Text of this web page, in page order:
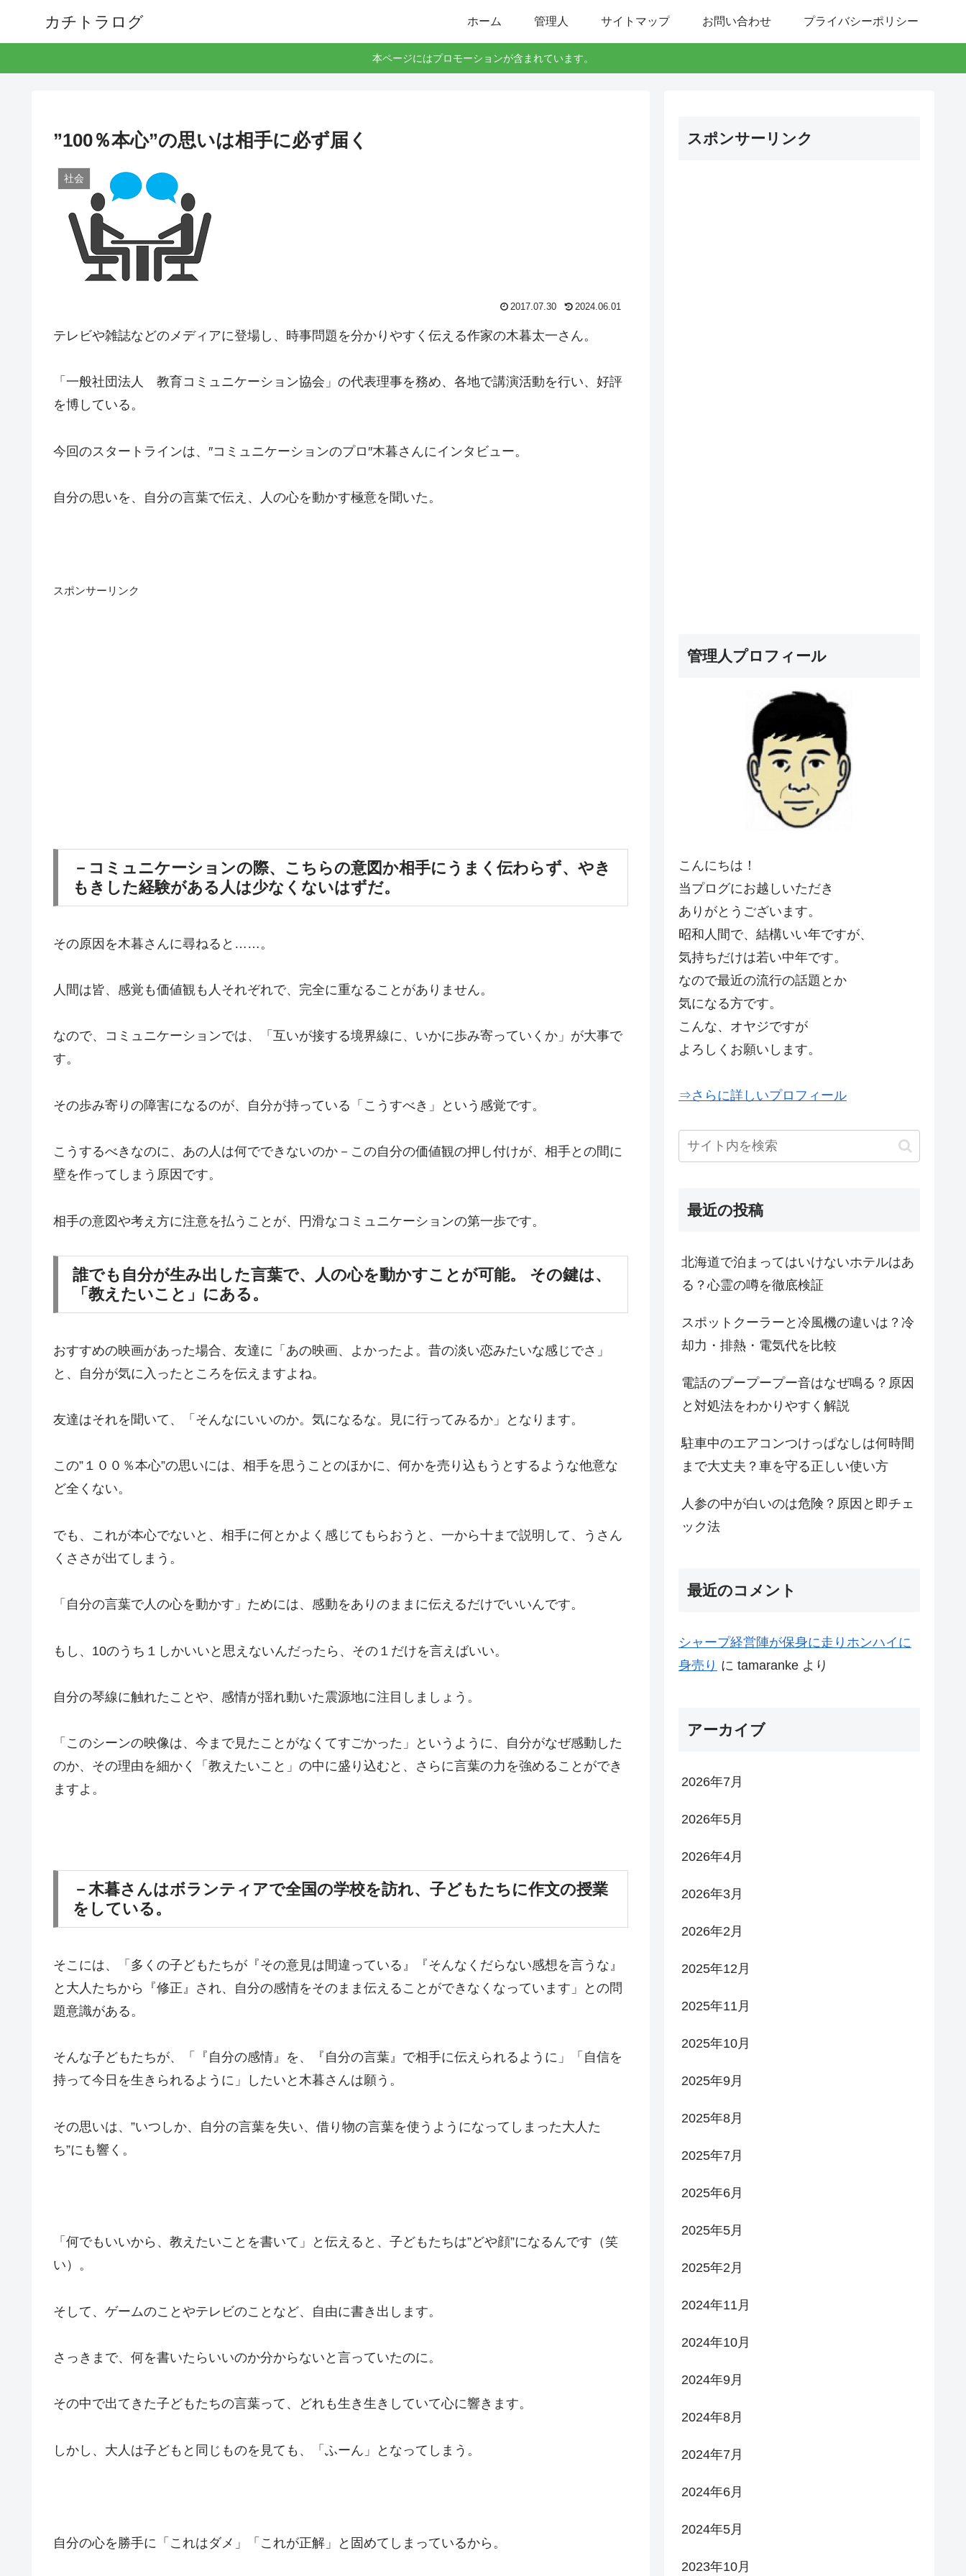
カチトラログ ホーム 管理人 サイトマップ お問い合わせ プライバシーポリシー
本ページにはプロモーションが含まれています。
”100％本心”の思いは相手に必ず届く
社会
2017.07.30 2024.06.01
テレビや雑誌などのメディアに登場し、時事問題を分かりやすく伝える作家の木暮太一さん。
「一般社団法人 教育コミュニケーション協会」の代表理事を務め、各地で講演活動を行い、好評
を博している。
今回のスタートラインは、″コミュニケーションのプロ″木暮さんにインタビュー。
自分の思いを、自分の言葉で伝え、人の心を動かす極意を聞いた。
スポンサーリンク
－コミュニケーションの際、こちらの意図か相手にうまく伝わらず、やき
もきした経験がある人は少なくないはずだ。
その原因を木暮さんに尋ねると……。
人間は皆、感覚も価値観も人それぞれで、完全に重なることがありません。
なので、コミュニケーションでは、「互いが接する境界線に、いかに歩み寄っていくか」が大事で
す。
その歩み寄りの障害になるのが、自分が持っている「こうすべき」という感覚です。
こうするべきなのに、あの人は何でできないのか－この自分の価値観の押し付けが、相手との間に
壁を作ってしまう原因です。
相手の意図や考え方に注意を払うことが、円滑なコミュニケーションの第一歩です。
誰でも自分が生み出した言葉で、人の心を動かすことが可能。 その鍵は、
「教えたいこと」にある。
おすすめの映画があった場合、友達に「あの映画、よかったよ。昔の淡い恋みたいな感じでさ」
と、自分が気に入ったところを伝えますよね。
友達はそれを聞いて、「そんなにいいのか。気になるな。見に行ってみるか」となります。
この”１００％本心”の思いには、相手を思うことのほかに、何かを売り込もうとするような他意な
ど全くない。
でも、これが本心でないと、相手に何とかよく感じてもらおうと、一から十まで説明して、うさん
くささが出てしまう。
「自分の言葉で人の心を動かす」ためには、感動をありのままに伝えるだけでいいんです。
もし、10のうち１しかいいと思えないんだったら、その１だけを言えばいい。
自分の琴線に触れたことや、感情が揺れ動いた震源地に注目しましょう。
「このシーンの映像は、今まで見たことがなくてすごかった」というように、自分がなぜ感動した
のか、その理由を細かく「教えたいこと」の中に盛り込むと、さらに言葉の力を強めることができ
ますよ。
－木暮さんはボランティアで全国の学校を訪れ、子どもたちに作文の授業
をしている。
そこには、「多くの子どもたちが『その意見は間違っている』『そんなくだらない感想を言うな』
と大人たちから『修正』され、自分の感情をそのまま伝えることができなくなっています」との問
題意識がある。
そんな子どもたちが、「『自分の感情』を、『自分の言葉』で相手に伝えられるように」「自信を
持って今日を生きられるように」したいと木暮さんは願う。
その思いは、”いつしか、自分の言葉を失い、借り物の言葉を使うようになってしまった大人た
ち”にも響く。
「何でもいいから、教えたいことを書いて」と伝えると、子どもたちは”どや顔”になるんです（笑
い）。
そして、ゲームのことやテレビのことなど、自由に書き出します。
さっきまで、何を書いたらいいのか分からないと言っていたのに。
その中で出てきた子どもたちの言葉って、どれも生き生きしていて心に響きます。
しかし、大人は子どもと同じものを見ても、「ふーん」となってしまう。
自分の心を勝手に「これはダメ」「これが正解」と固めてしまっているから。
スポンサーリンク
管理人プロフィール
こんにちは！
当プログにお越しいただき
ありがとうございます。
昭和人間で、結構いい年ですが、
気持ちだけは若い中年です。
なので最近の流行の話題とか
気になる方です。
こんな、オヤジですが
よろしくお願いします。
⇒さらに詳しいプロフィール
最近の投稿
北海道で泊まってはいけないホテルはあ
る？心霊の噂を徹底検証
スポットクーラーと冷風機の違いは？冷
却力・排熱・電気代を比較
電話のプープープー音はなぜ鳴る？原因
と対処法をわかりやすく解説
駐車中のエアコンつけっぱなしは何時間
まで大丈夫？車を守る正しい使い方
人参の中が白いのは危険？原因と即チェ
ック法
最近のコメント
シャープ経営陣が保身に走りホンハイに
身売り に tamaranke より
アーカイブ
2026年7月
2026年5月
2026年4月
2026年3月
2026年2月
2025年12月
2025年11月
2025年10月
2025年9月
2025年8月
2025年7月
2025年6月
2025年5月
2025年2月
2024年11月
2024年10月
2024年9月
2024年8月
2024年7月
2024年6月
2024年5月
2023年10月